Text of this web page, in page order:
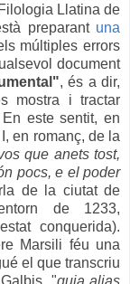
gia Llatina de
preparant una
múltiples errors
sevo l document
, és a dir,
mostra i tractar
este sentit, en
en romanç, de la
que anetstost,
pocs, e el poder
de la ciutat de
de 1233,
conquerida).
Marsili féu una
el que transcriu
"quia alias